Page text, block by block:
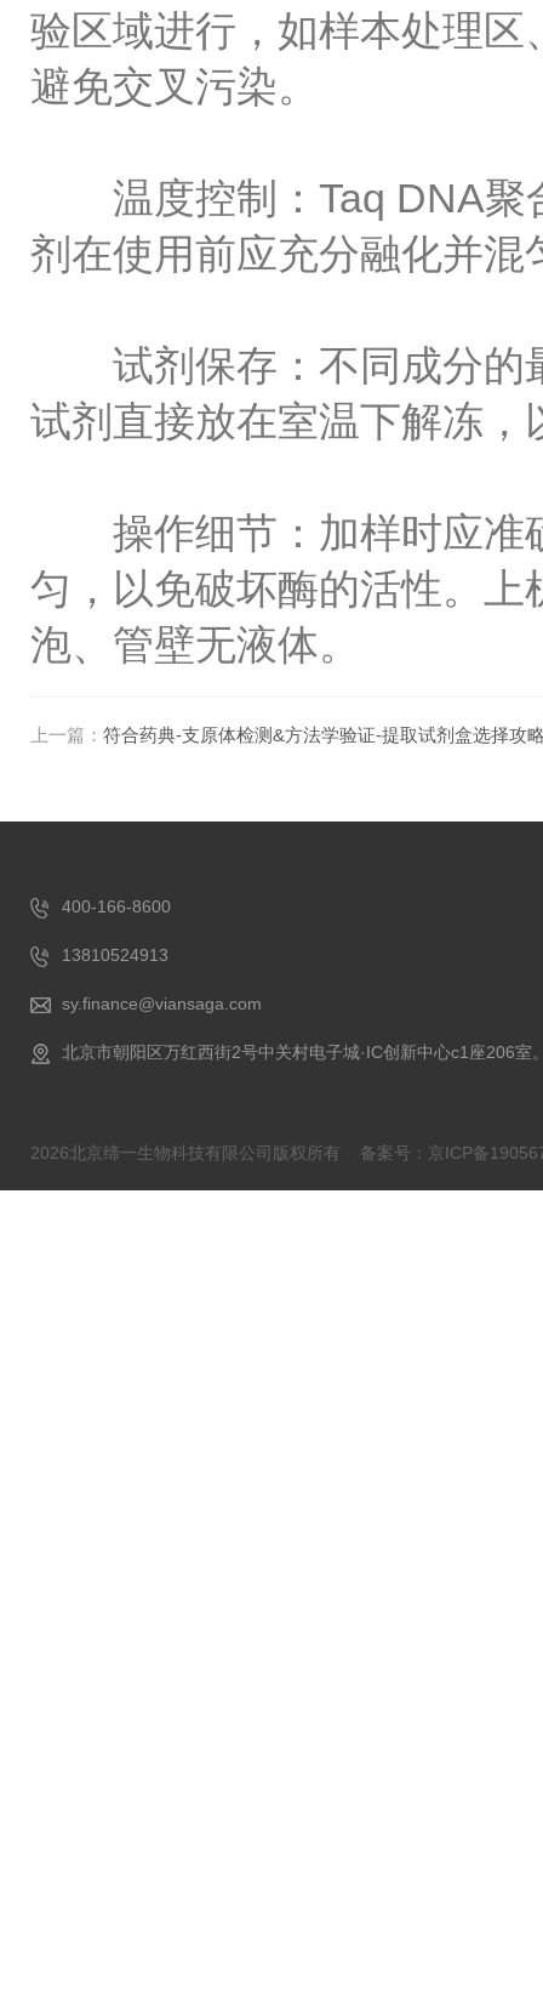
验区域进行，如样本处理
避免交叉污染。
温度控制：Taq DNA聚
剂在使用前应充分融化并
试剂保存：不同成分的
试剂直接放在室温下解冻
操作细节：加样时应准
匀，以免破坏酶的活性。
泡、管壁无液体。
上一篇： 符合药典-支原体检测&方法学验证-提取试剂盒选择攻
400-166-8600
13810524913
sy.finance@viansaga.com
北京市朝阳区万红西街2号中关村电子城·IC创新中心c1座206室
2026北京缔一生物科技有限公司版权所有 备案号：京ICP备